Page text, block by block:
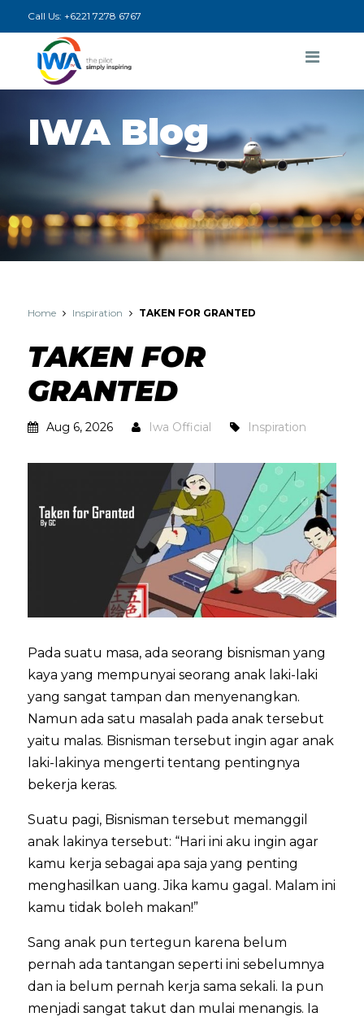
Call Us: +6221 7278 6767
IWA Blog
Home Inspiration TAKEN FOR GRANTED
TAKEN FOR
GRANTED
Aug 6, 2026 Iwa Official Inspiration
Pada suatu masa, ada seorang bisnisman yang
kaya yang mempunyai seorang anak laki-laki
yang sangat tampan dan menyenangkan.
Namun ada satu masalah pada anak tersebut
yaitu malas. Bisnisman tersebut ingin agar anak
laki-lakinya mengerti tentang pentingnya
bekerja keras.
Suatu pagi, Bisnisman tersebut memanggil
anak lakinya tersebut: “Hari ini aku ingin agar
kamu kerja sebagai apa saja yang penting
menghasilkan uang. Jika kamu gagal. Malam ini
kamu tidak boleh makan!”
Sang anak pun tertegun karena belum
pernah ada tantangan seperti ini sebelumnya
dan ia belum pernah kerja sama sekali. Ia pun
menjadi sangat takut dan mulai menangis. Ia